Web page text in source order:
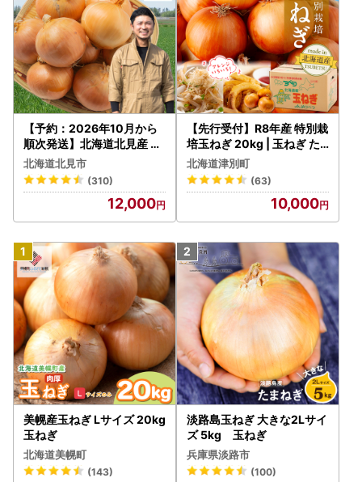
【予約：2026年10月から
順次発送】北海道北見産 玉
ねぎ 20kg ( 玉ねぎ 野菜 た
まねぎ タマネギ 玉葱 甘い 2
0キロ ハンバーグ 肉じゃが
ふるさと納税 玉ねぎ )【00
2-0011】
北海道北見市
(310)
12,000
【先行受付】R8年産 特別栽
培玉ねぎ 20kg | 玉ねぎ た
まねぎ タマネギ 玉葱 大容
量 オニオン 甘い 減農薬 特
別栽培 国産 カレー ハンバ
ーグ 煮込み 炒め物 北海道
津別町 送料無料
北海道津別町
(63)
10,000
美幌産玉ねぎ Lサイズ 20kg
玉ねぎ
北海道美幌町
(143)
淡路島玉ねぎ 大きな2Lサイ
ズ 5kg 玉ねぎ
兵庫県淡路市
(100)